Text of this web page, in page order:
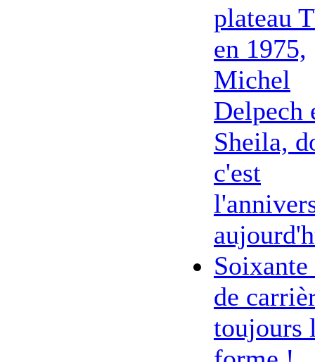
plateau
en 1975,
Michel
Delpech
Sheila,
c'est
Soixante
de
toujours